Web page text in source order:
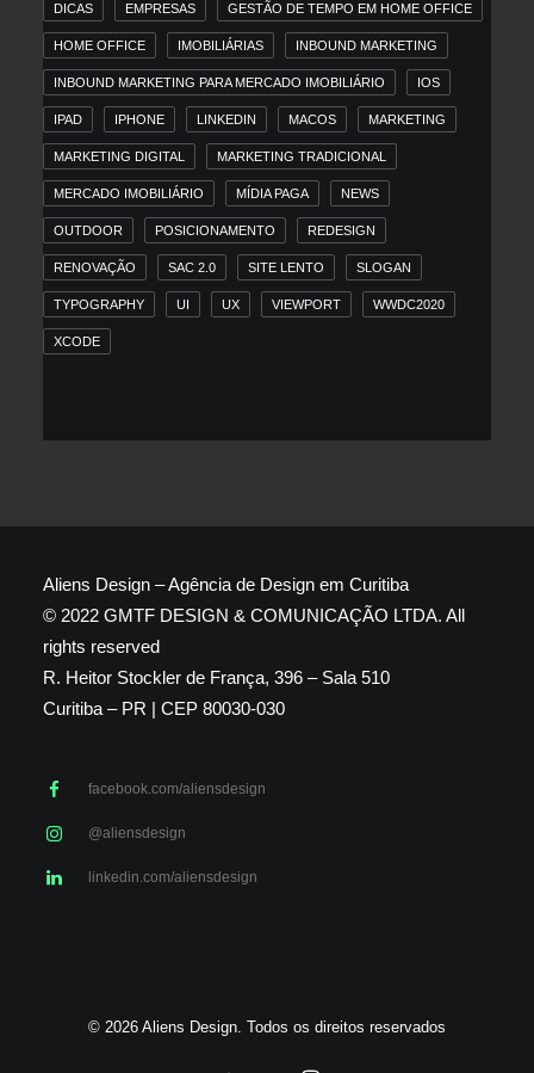
DICAS EMPRESAS GESTÃO DE TEMPO EM HOME OFFICE
HOME OFFICE IMOBILIÁRIAS INBOUND MARKETING
INBOUND MARKETING PARA MERCADO IMOBILIÁRIO IOS
IPAD IPHONE LINKEDIN MACOS MARKETING
MARKETING DIGITAL MARKETING TRADICIONAL
MERCADO IMOBILIÁRIO MÍDIA PAGA NEWS
OUTDOOR POSICIONAMENTO REDESIGN
RENOVAÇÃO SAC 2.0 SITE LENTO SLOGAN
TYPOGRAPHY UI UX VIEWPORT WWDC2020
XCODE
Aliens Design – Agência de Design em Curitiba
© 2022 GMTF DESIGN & COMUNICAÇÃO LTDA. All
rights reserved
R. Heitor Stockler de França, 396 – Sala 510
Curitiba – PR | CEP 80030-030
facebook.com/aliensdesign
@aliensdesign
linkedin.com/aliensdesign
© 2026 Aliens Design. Todos os direitos reservados